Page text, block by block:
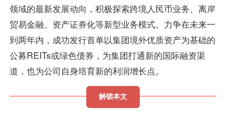
领域的最新发展动向，积极探索跨境人民币业务、离岸
贸易金融、资产证券化等新型业务模式。力争在未来一
到两年内，成功发行首单以集团境外优质资产为基础的
公募REITs或绿色债券，为集团打通新的国际融资渠
道，也为公司自身培育新的利润增长点。
解锁本文